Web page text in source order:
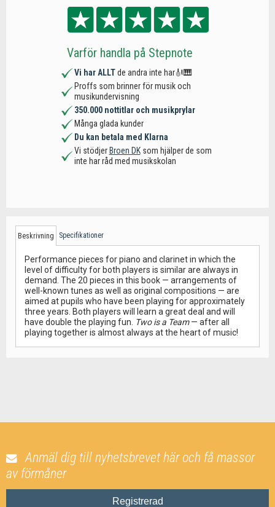
Varför handla på Stepnote
Vi har ALLTde andra inte har🎻🎹
Proffs som brinner för musik och
musikundervisning
350.000 nottitlar och musikprylar
Många glada kunder
Du kan betala med Klarna
Vi stödjer Broen DKsom hjälper de som
inte har råd med musikskolan
Beskrivning Specifikationer
Performance pieces for piano and clarinet in which the
level of difficulty for both players is similar are always in
demand. The 20 pieces in this book — arrangements of
well-known tunes as well as original compositions — are
aimed at pupils who have been playing for approximately
three years. Both players will learn a great deal and will
have double the playing fun. Two is a Team— after all
playing together is almost always at the heart of music!
Anmäl dig till nyhetsbrevet här och få massor
av förmåner
Registrerad